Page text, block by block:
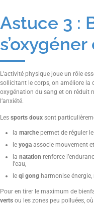
Astuce 3 :
L’activité physique joue un rôle
sollicitant le corps, on améliore la
oxygénation du sang et on réduit
l’anxiété.
Les sports doux sont
la marche permet de réguler
le yoga associe mouvement
la natation renforce
l’eau,
le qi gong harmonise
Pour en tirer le maximum de
verts ou les zones peu polluées,